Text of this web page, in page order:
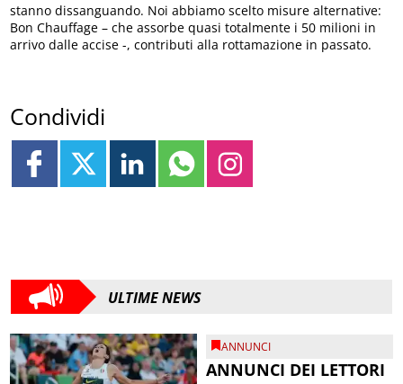
stanno dissanguando. Noi abbiamo scelto misure alternative:
Bon Chauffage – che assorbe quasi totalmente i 50 milioni in
arrivo dalle accise -, contributi alla rottamazione in passato.
Condividi
ULTIME NEWS
ANNUNCI
ANNUNCI DEI LETTORI